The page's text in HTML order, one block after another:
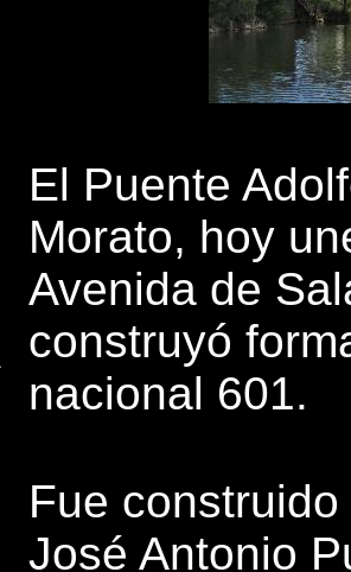
El Puente
Morato, hoy
Avenida de
construyó
nacional 601.
Fue
José Antonio